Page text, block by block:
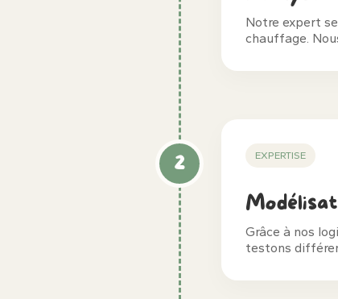
Notre expert
chauffage.
2 EXPERTISE
Grâce à nos
testons